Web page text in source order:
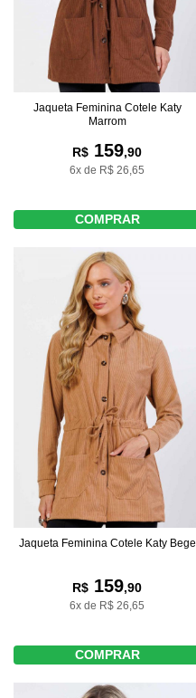
Jaqueta Feminina Cotele Katy
Marrom
R$ 159,90
6x de R$ 26,65
COMPRAR
Jaqueta Feminina Cotele Katy Bege
R$ 159,90
6x de R$ 26,65
COMPRAR